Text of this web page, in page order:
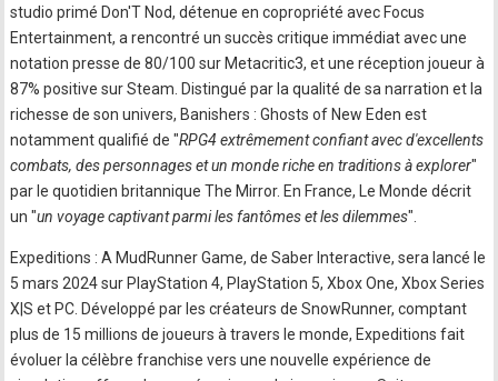
studio primé Don'T Nod, détenue en copropriété avec Focus
Entertainment, a rencontré un succès critique immédiat avec une
notation presse de 80/100 sur Metacritic3, et une réception joueur à
87% positive sur Steam. Distingué par la qualité de sa narration et la
richesse de son univers, Banishers : Ghosts of New Eden est
notamment qualifié de "RPG4 extrêmement confiant avec d'excellents
combats, des personnages et un monde riche en traditions à explorer"
par le quotidien britannique The Mirror. En France, Le Monde décrit
un "un voyage captivant parmi les fantômes et les dilemmes".
Expeditions : A MudRunner Game, de Saber Interactive, sera lancé le
5 mars 2024 sur PlayStation 4, PlayStation 5, Xbox One, Xbox Series
X|S et PC. Développé par les créateurs de SnowRunner, comptant
plus de 15 millions de joueurs à travers le monde, Expeditions fait
évoluer la célèbre franchise vers une nouvelle expérience de